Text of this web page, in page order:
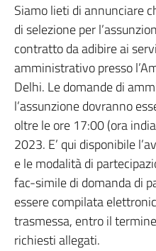
Siamo lieti di annunciare
di selezione per
contratto da adibire ai
amministrativo presso
Delhi. Le domande di
l’assunzione dovranno
oltre le ore 17:00 (ora
2023. E’ qui disponibile
e le modalità di
fac-simile di domanda di
essere compilata
trasmessa, entro il
richiesti allegati.